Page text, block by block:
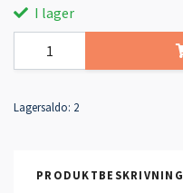
I lager
Lagersaldo: 2
PRODUKTBESKRIVNING